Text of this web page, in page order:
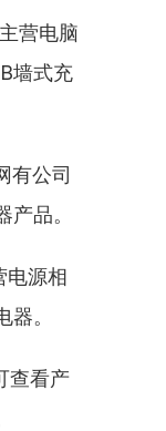
主营电脑
墙式充
有公司
品。
电源相
。
查看产